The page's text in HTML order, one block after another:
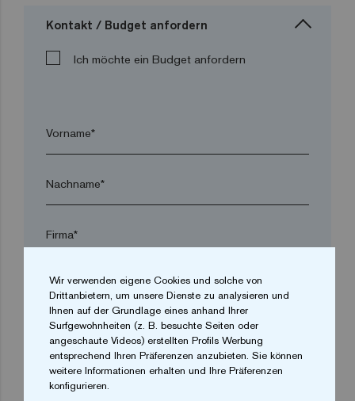
Kontakt / Budget anfordern
Ich möchte ein Budget anfordern
Vorname*
Nachname*
Firma*
Ort*
Postleitzahl*
Wir verwenden eigene Cookies und solche von
Drittanbietern, um unsere Dienste zu analysieren und
Ihnen auf der Grundlage eines anhand Ihrer
Surfgewohnheiten (z. B. besuchte Seiten oder
angeschaute Videos) erstellten Profils Werbung
entsprechend Ihren Präferenzen anzubieten. Sie können
weitere Informationen erhalten und Ihre Präferenzen
konfigurieren.